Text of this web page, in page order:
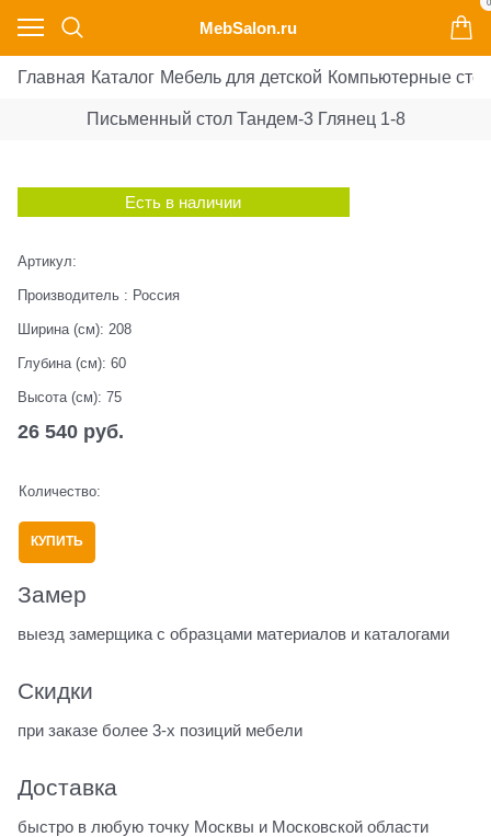
MebSalon.ru
0
Главная Каталог Мебель для детской Компьютерные
Письменный стол Тандем-3 Глянец 1-8
Есть в наличии
Артикул:
Производитель : Россия
Ширина (см): 208
Глубина (см): 60
Высота (см): 75
26 540 руб.
Количество:
КУПИТЬ
Замер
выезд замерщика с образцами материалов и каталогами
Скидки
при заказе более 3-х позиций мебели
Доставка
быстро в любую точку Москвы и Московской области